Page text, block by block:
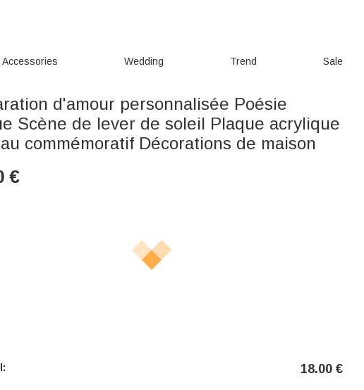
Wedding Trend Sale
d'amour personnalisée Poésie
Scène de lever de soleil Plaque acrylique
commémoratif Décorations de maison
€
18.00 €